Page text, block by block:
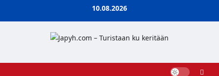
10.08.2026